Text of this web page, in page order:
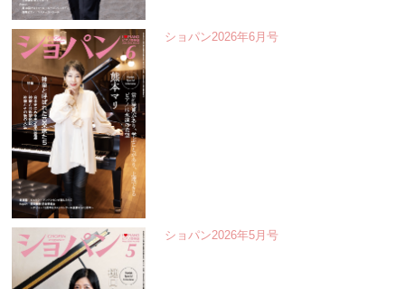
ショパン2026年6月号
ショパン2026年5月号